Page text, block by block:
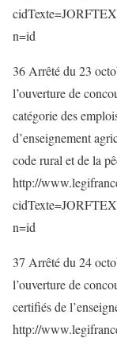
n=id
36 Arrêté du 23
l’ouverture de
catégorie des
d’enseignement
code rural et de la
http://
n=id
37 Arrêté du 24
l’ouverture de
certifiés de
http://